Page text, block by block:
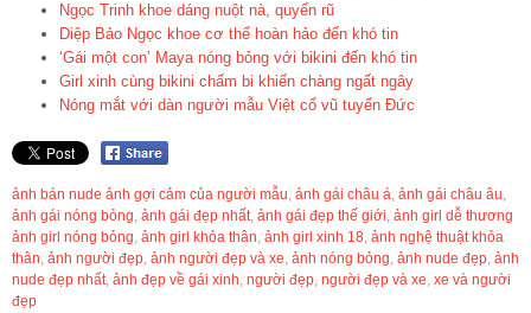
Ngọc Trinh khoe dáng nuột nà, quyến rũ
Diệp Bảo Ngọc khoe cơ thể hoàn hảo đến khó tin
‘Gái một con’ Maya nóng bỏng với bikini đến khó tin
Girl xinh cùng bikini chấm bi khiến chàng ngất ngây
Nóng mắt với dàn người mẫu Việt cổ vũ tuyển Đức
ảnh bán nude ảnh gợi cảm của người mẫu, ảnh gái châu á, ảnh gái châu âu,
ảnh gái nóng bỏng, ảnh gái đẹp nhất, ảnh gái đẹp thế giới, ảnh girl dễ thương
ảnh girl nóng bỏng, ảnh girl khỏa thân, ảnh girl xinh 18, ảnh nghệ thuật khỏa
thân, ảnh người đẹp, ảnh người đẹp và xe, ảnh nóng bỏng, ảnh nude đẹp, ảnh
nude đẹp nhất, ảnh đẹp về gái xinh, người đẹp, người đẹp và xe, xe và người
đẹp